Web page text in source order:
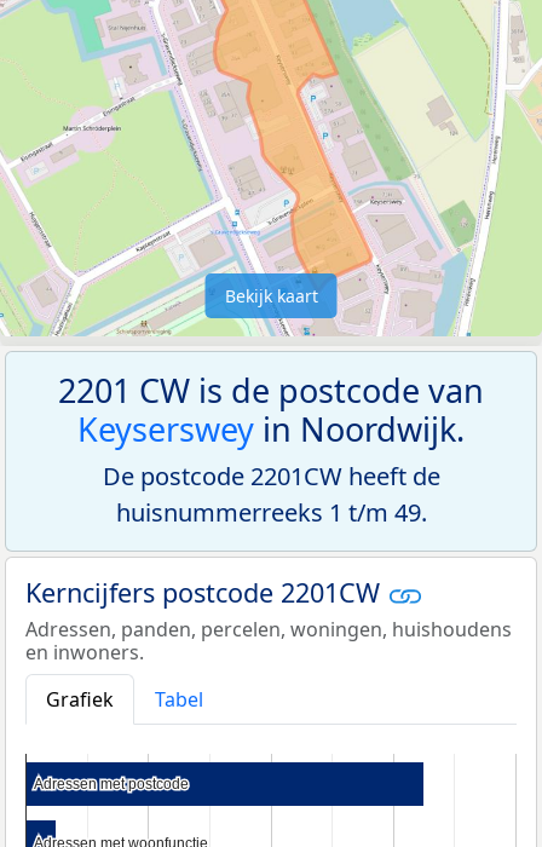
Bekijk kaart
2201 CW is de postcode van
Keyserswey in Noordwijk.
De postcode 2201CW heeft de
huisnummerreeks 1 t/m 49.
Kerncijfers postcode 2201CW
Adressen, panden, percelen, woningen, huishoudens
en inwoners.
Grafiek
Tabel
Adressen met postcode
Adressen met postcode
Adressen met woonfunctie
Adressen met woonfunctie